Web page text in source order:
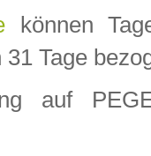
können
Tage
auf